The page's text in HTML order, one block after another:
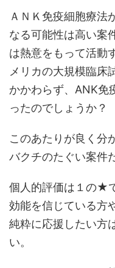
ＡＮＫ免疫細胞療法
なる可能性は高い案
は熱意をもって活動
メリカの大規模臨床
かかわらず、ANK免
ったのでしょうか？
このあたりが良く分
バクチのたぐい案件
個人的評価は１の★
効能を信じている方
純粋に応援したい方
い。